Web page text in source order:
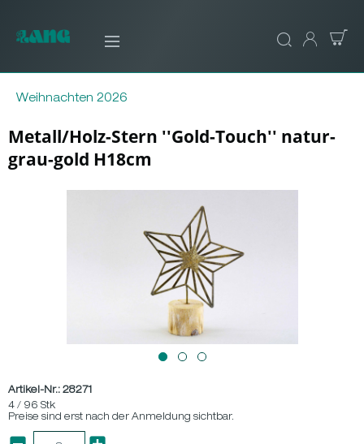
Weihnachten 2026
Metall/Holz-Stern ''Gold-Touch'' natur-
grau-gold H18cm
Artikel-Nr.: 28271
4 / 96 Stk
Preise sind erst nach der Anmeldung sichtbar.